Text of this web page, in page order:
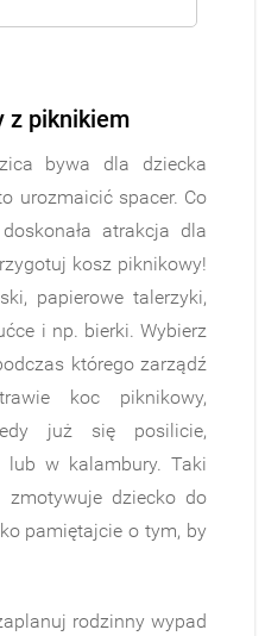
z piknikiem
bywa dla dziecka
urozmaicić spacer. Co
atrakcja dla
kosz piknikowy!
papierowe talerzyki,
i np. bierki. Wybierz
którego zarządź
koc piknikowy,
już się posilicie,
w kalambury. Taki
zmotywuje dziecko do
pamiętajcie o tym, by
rodzinny wypad